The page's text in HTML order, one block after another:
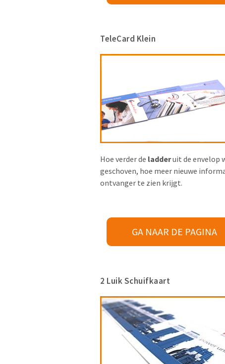
TeleCard Klein
Hoe verder de ladderuit de envelop
geschoven, hoe meer nieuwe
ontvanger te zien krijgt.
GA NAAR DE PAGINA
2 Luik Schuifkaart